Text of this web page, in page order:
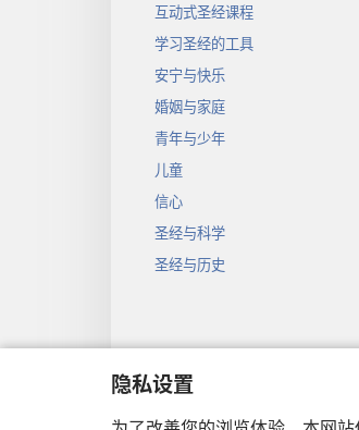
隐私设置
互动式圣经课程
学习圣经的工具
安宁与快乐
婚姻与家庭
青年与少年
儿童
信心
圣经与科学
圣经与历史